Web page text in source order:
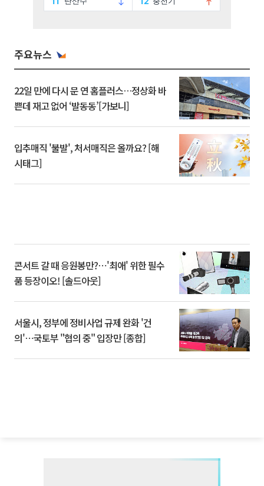
주요뉴스
22일 만에 다시 문 연 홈플러스…정상화 바
쁜데 재고 없어 ‘발동동’[가보니]
입추매직 '불발', 처서매직은 올까요? [해
시태그]
콘서트 갈 때 응원봉만?⋯'최애' 위한 필수
품 등장이오! [솔드아웃]
서울시, 정부에 정비사업 규제 완화 '건
의'⋯국토부 "협의 중" 입장만 [종합]